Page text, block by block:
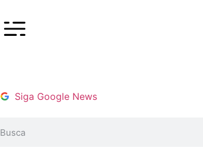
Siga Google News